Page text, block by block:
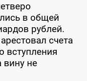
в общей
рублей.
счета
вступления
вину не